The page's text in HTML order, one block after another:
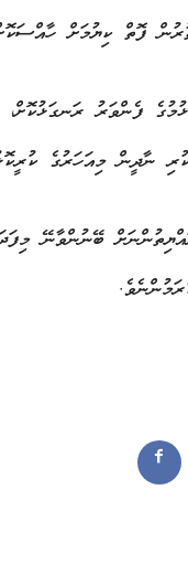
ފޮތް ކިޔުމަށް
ފެންވަރު
ނާދީން މިއަހަރުގެ
ބޭނުންވާނޭ